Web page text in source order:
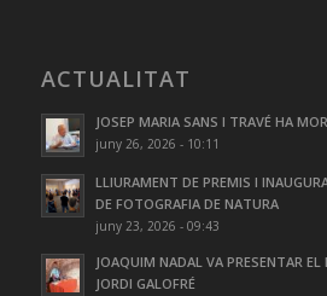
ACTUALITAT
JOSEP MARIA SANS I TRAVÉ HA
juny 26, 2026 - 10:11
LLIURAMENT DE PREMIS I
DE FOTOGRAFIA DE NATURA
juny 23, 2026 - 09:43
JOAQUIM NADAL VA PRESENTAR
JORDI GALOFRÉ